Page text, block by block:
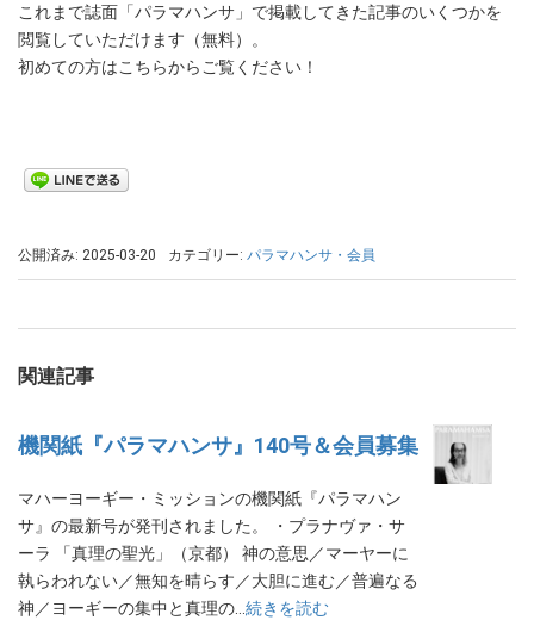
これまで誌面「パラマハンサ」で掲載してきた記事のいくつかを
閲覧していただけます（無料）。
初めての方はこちらからご覧ください！
公開済み: 2025-03-20 カテゴリー: パラマハンサ・会員
関連記事
機関紙『パラマハンサ』140号＆会員募集
マハーヨーギー・ミッションの機関紙『パラマハン
サ』の最新号が発刊されました。 ・プラナヴァ・サ
ーラ 「真理の聖光」（京都） 神の意思／マーヤーに
執らわれない／無知を晴らす／大胆に進む／普遍なる
神／ヨーギーの集中と真理の… 続きを読む